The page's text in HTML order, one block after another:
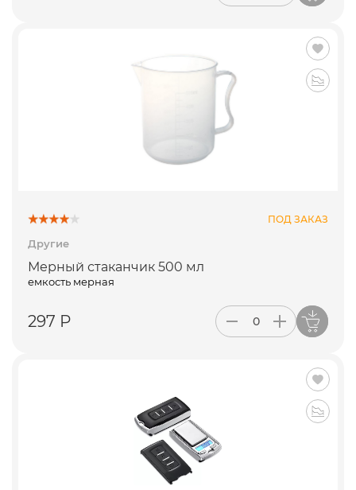
ПОД ЗАКАЗ
Другие
Мерный стаканчик 500 мл
емкость мерная
297 Р